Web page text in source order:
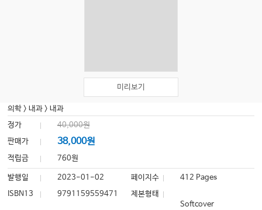
미리보기
의학 >내과 >내과
정가
40,000원
판매가
38,000원
적립금 760원
발행일 2023-01-02 페이지수
412 Pages
ISBN13
9791159559471
제본형태
Softcover